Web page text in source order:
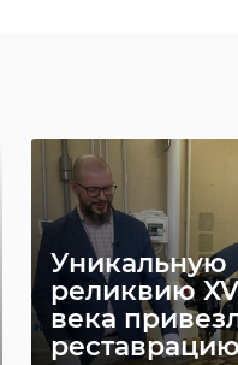
Уникальную
реликвию
века